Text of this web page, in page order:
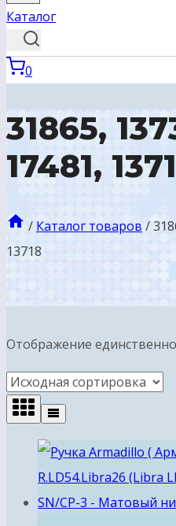
Каталог
0
31865,
17481,
/ Каталог товаров /
13718
Отображение